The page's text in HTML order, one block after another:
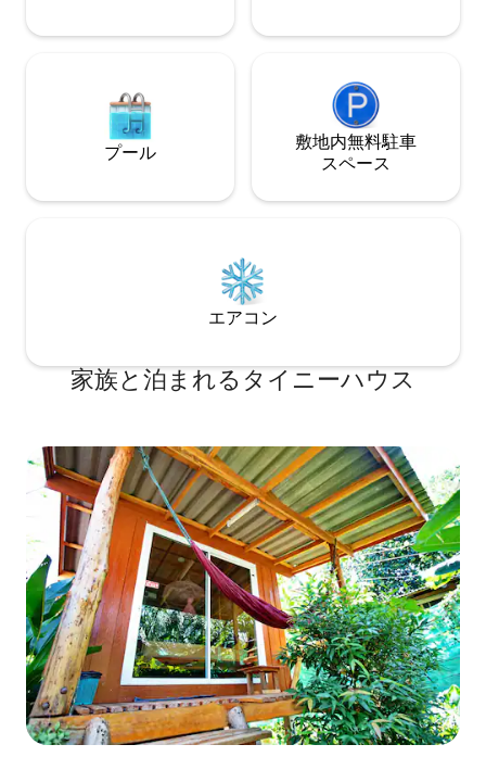
プール
敷地内無料駐⁠車
ス⁠ペ⁠ー⁠ス
エアコン
家族と泊まれるタイニーハウス